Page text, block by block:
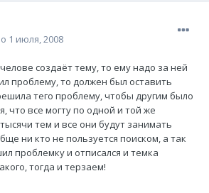
1 июля, 2008
создаёт тему, то ему надо за ней
проблему, то должен был оставить
тего проблему, чтобы другим было
что все могту по одной и той же
тем и все они будут занимать
ни кто не пользуется поиском, а так
проблемку и отписался и темка
тогда и терзаем!